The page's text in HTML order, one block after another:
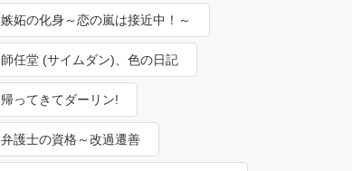
嫉妬の化身～恋の嵐は接近中！～
師任堂 (サイムダン)、色の日記
帰ってきてダーリン!
弁護士の資格～改過遷善